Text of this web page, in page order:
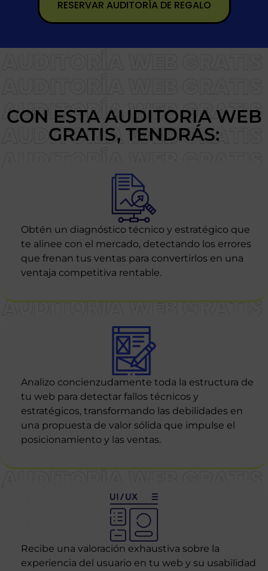
RESERVAR AUDITORÍA DE REGALO
CON ESTA AUDITORIA WEB
GRATIS, TENDRÁS:
Obtén un diagnóstico técnico y estratégico que
te alinee con el mercado, detectando los errores
que frenan tus ventas para convertirlos en una
ventaja competitiva rentable.
Analizo concienzudamente toda la estructura de
tu web para detectar fallos técnicos y
estratégicos, transformando las debilidades en
una propuesta de valor sólida que impulse el
posicionamiento y las ventas.
Recibe una valoración exhaustiva sobre la
experiencia del usuario en tu web y su usabilidad